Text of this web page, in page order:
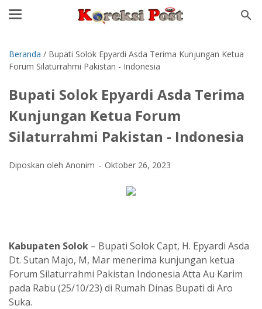
Beranda / Bupati Solok Epyardi Asda Terima Kunjungan Ketua
Forum Silaturrahmi Pakistan - Indonesia
Bupati Solok Epyardi Asda Terima
Kunjungan Ketua Forum
Silaturrahmi Pakistan - Indonesia
Diposkan oleh Anonim Oktober 26, 2023
Kabupaten Solok – Bupati Solok Capt, H. Epyardi Asda
Dt. Sutan Majo, M, Mar menerima kunjungan ketua
Forum Silaturrahmi Pakistan Indonesia Atta Au Karim
pada Rabu (25/10/23) di Rumah Dinas Bupati di Aro
Suka.